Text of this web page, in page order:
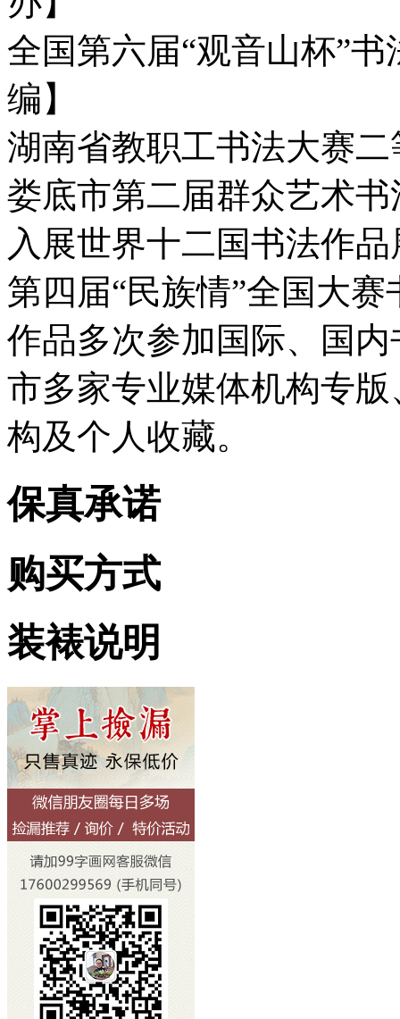
全国第六届“观音山杯”
编】
湖南省教职工书法大赛
娄底市第二届群众艺术
入展世界十二国书法作品
第四届“民族情”全国大赛
作品多次参加国际、国
市多家专业媒体机构专
构及个人收藏。
保真承诺
购买方式
装裱说明